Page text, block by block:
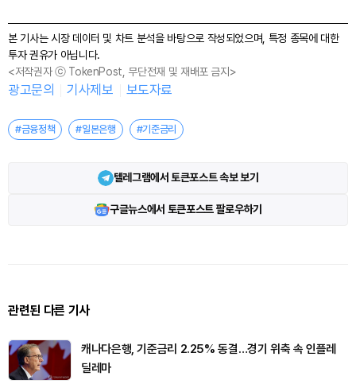
본 기사는 시장 데이터 및 차트 분석을 바탕으로 작성되었으며, 특정 종목에 대한
투자 권유가 아닙니다.
<저작권자 ⓒ TokenPost, 무단전재 및 재배포 금지>
광고문의 기사제보 보도자료
#금융정책 #일본은행 #기준금리
텔레그램에서 토큰포스트 속보 보기
구글뉴스에서 토큰포스트 팔로우하기
관련된 다른 기사
캐나다은행, 기준금리 2.25% 동결…경기 위축 속 인플레
딜레마